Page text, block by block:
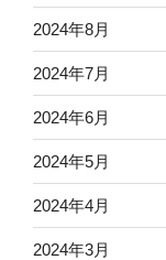
2024年8月
2024年7月
2024年6月
2024年5月
2024年4月
2024年3月